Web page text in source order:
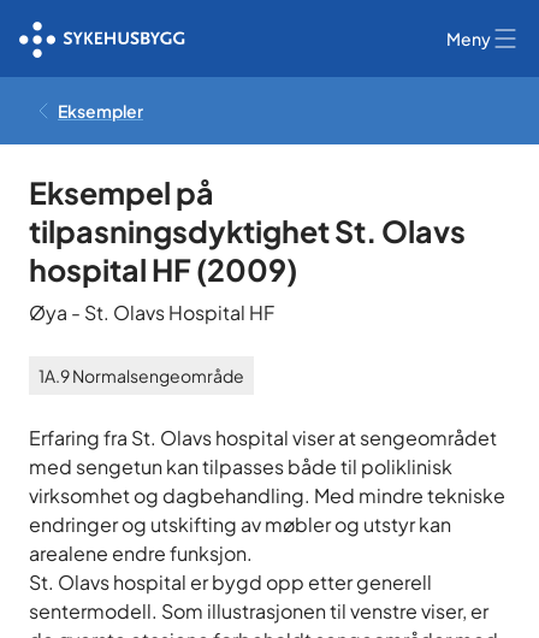
Meny
Eksempler
Eksempel på
tilpasningsdyktighet St. Olavs
hospital HF(2009)
Øya - St. Olavs Hospital HF
1A.9Normalsengeområde
Erfaring fra St. Olavs hospital viser at sengeområdet
med sengetun kan tilpasses både til poliklinisk
virksomhet og dagbehandling. Med mindre tekniske
endringer og utskifting av møbler og utstyr kan
arealene endre funksjon.
St. Olavs hospital er bygd opp etter generell
sentermodell. Som illustrasjonen til venstre viser, er